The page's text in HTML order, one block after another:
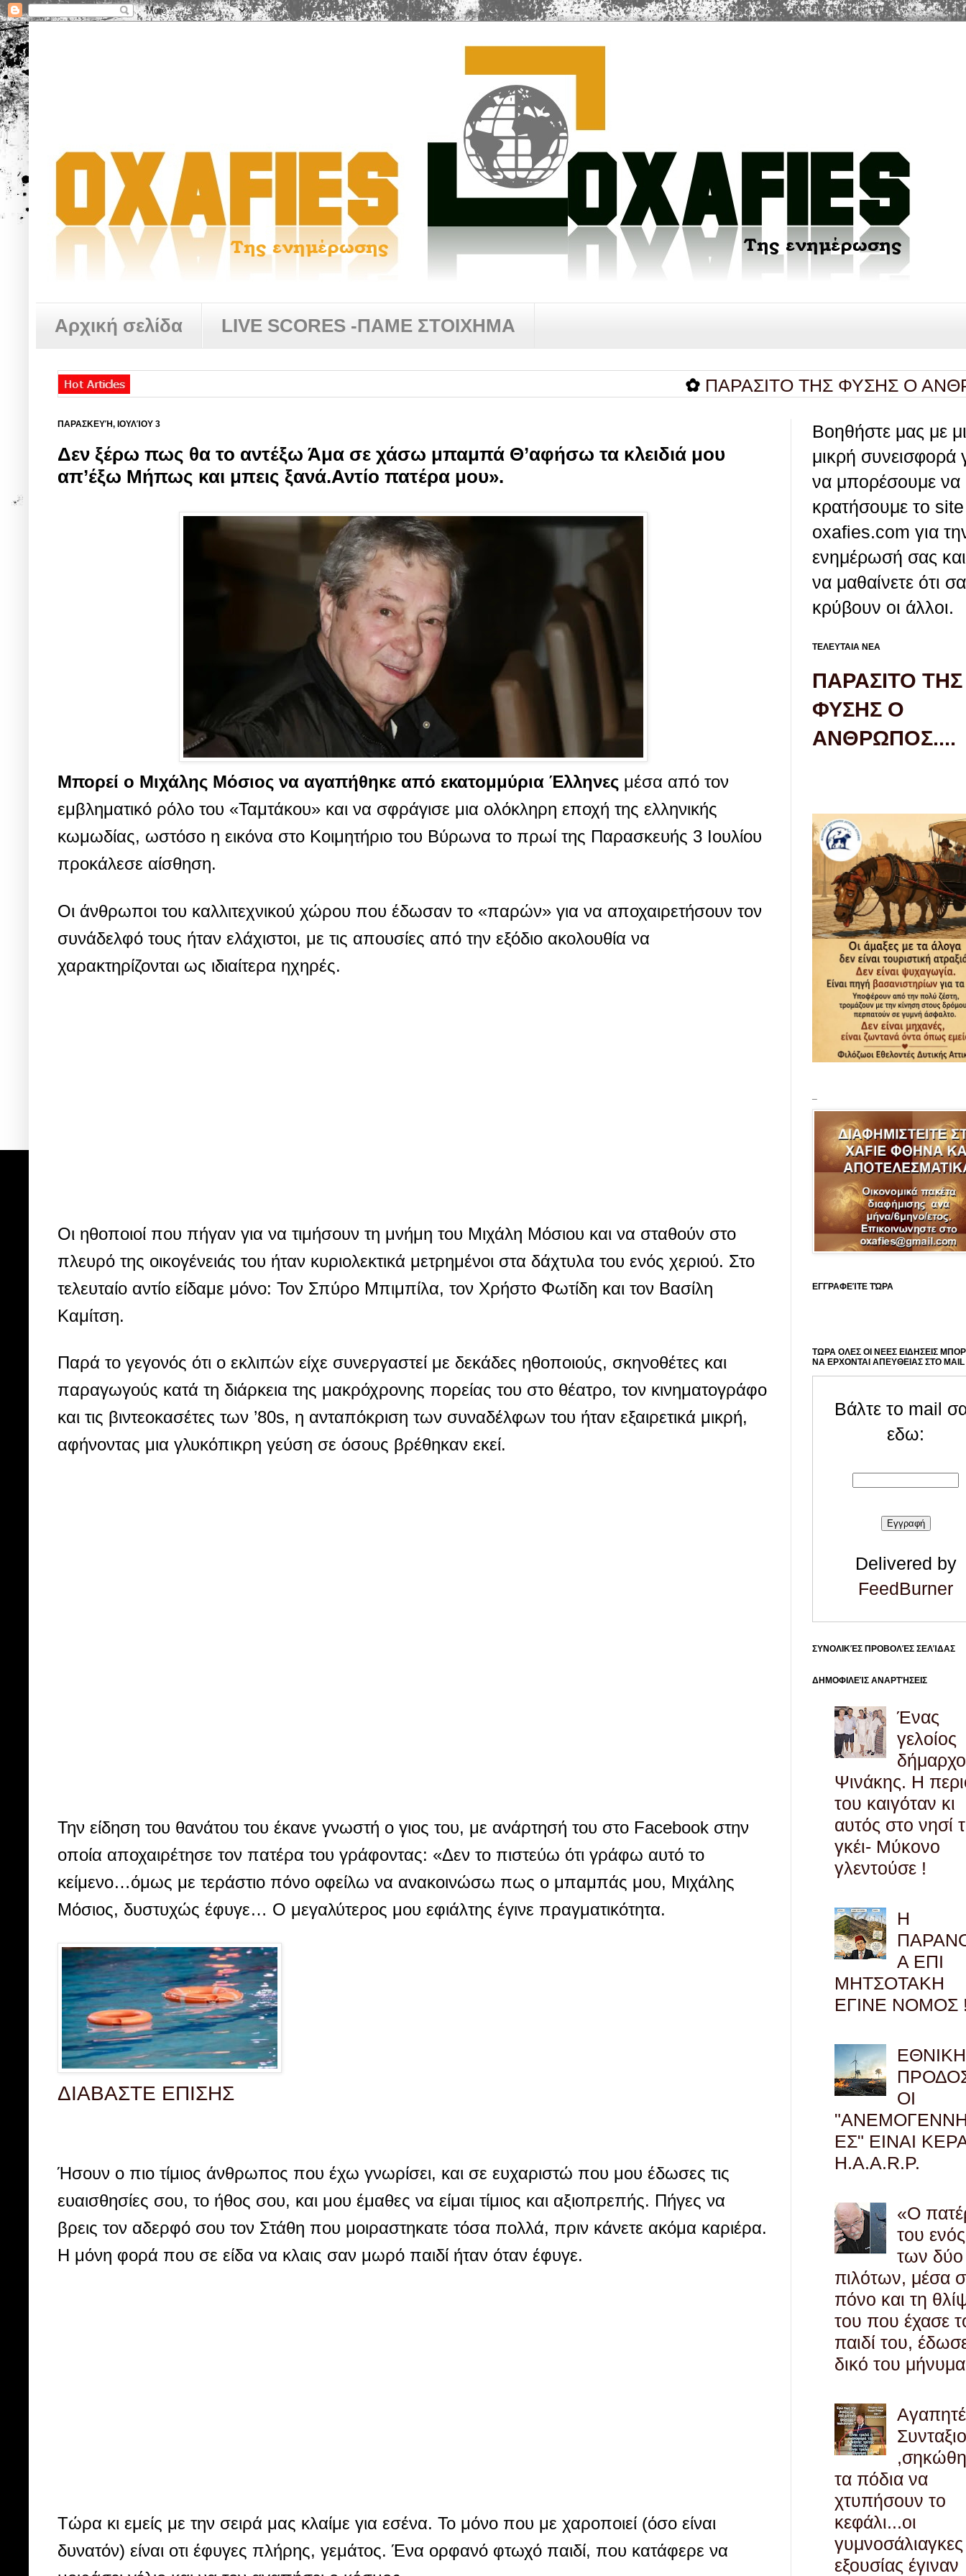
Αρχική σελίδα LIVE SCORES -ΠΑΜΕ ΣΤΟΙΧΗΜΑ
ΠΑΡΑΣΙΤΟ ΤΗΣ ΦΥΣΗΣ Ο
ΠΑΡΑΣΚΕΥΉ, ΙΟΥΛΊΟΥ 3
Δεν ξέρω πως θα το αντέξω Άμα σε χάσω μπαμπά Θ’αφήσω τα κλειδιά μου
απ’έξω Μήπως και μπεις ξανά.Αντίο πατέρα μου».
Μπορεί ο Μιχάλης Μόσιος να αγαπήθηκε από εκατομμύρια Έλληνες μέσα από τον
εμβληματικό ρόλο του «Ταμτάκου» και να σφράγισε μια ολόκληρη εποχή της ελληνικής
κωμωδίας, ωστόσο η εικόνα στο Κοιμητήριο του Βύρωνα το πρωί της Παρασκευής 3 Ιουλίου
προκάλεσε αίσθηση.
Οι άνθρωποι του καλλιτεχνικού χώρου που έδωσαν το «παρών» για να αποχαιρετήσουν τον
συνάδελφό τους ήταν ελάχιστοι, με τις απουσίες από την εξόδιο ακολουθία να
χαρακτηρίζονται ως ιδιαίτερα ηχηρές.
Οι ηθοποιοί που πήγαν για να τιμήσουν τη μνήμη του Μιχάλη Μόσιου και να σταθούν στο
πλευρό της οικογένειάς του ήταν κυριολεκτικά μετρημένοι στα δάχτυλα του ενός χεριού. Στο
τελευταίο αντίο είδαμε μόνο: Τον Σπύρο Μπιμπίλα, τον Χρήστο Φωτίδη και τον Βασίλη
Καμίτση.
Παρά το γεγονός ότι ο εκλιπών είχε συνεργαστεί με δεκάδες ηθοποιούς, σκηνοθέτες και
παραγωγούς κατά τη διάρκεια της μακρόχρονης πορείας του στο θέατρο, τον κινηματογράφο
και τις βιντεοκασέτες των ’80s, η ανταπόκριση των συναδέλφων του ήταν εξαιρετικά μικρή,
αφήνοντας μια γλυκόπικρη γεύση σε όσους βρέθηκαν εκεί.
Την είδηση του θανάτου του έκανε γνωστή ο γιος του, με ανάρτησή του στο Facebook στην
οποία αποχαιρέτησε τον πατέρα του γράφοντας: «Δεν το πιστεύω ότι γράφω αυτό το
κείμενο…όμως με τεράστιο πόνο οφείλω να ανακοινώσω πως ο μπαμπάς μου, Μιχάλης
Μόσιος, δυστυχώς έφυγε… Ο μεγαλύτερος μου εφιάλτης έγινε πραγματικότητα.
ΔΙΑΒΑΣΤΕ ΕΠΙΣΗΣ
Ήσουν ο πιο τίμιος άνθρωπος που έχω γνωρίσει, και σε ευχαριστώ που μου έδωσες τις
ευαισθησίες σου, το ήθος σου, και μου έμαθες να είμαι τίμιος και αξιοπρεπής. Πήγες να
βρεις τον αδερφό σου τον Στάθη που μοιραστηκατε τόσα πολλά, πριν κάνετε ακόμα καριέρα.
Η μόνη φορά που σε είδα να κλαις σαν μωρό παιδί ήταν όταν έφυγε.
Τώρα κι εμείς με την σειρά μας κλαίμε για εσένα. Το μόνο που με χαροποιεί (όσο είναι
δυνατόν) είναι οτι έφυγες πλήρης, γεμάτος. Ένα ορφανό φτωχό παιδί, που κατάφερε να
Βοηθήστε μας με
μικρή συνεισφορά
να μπορέσουμε να
κρατήσουμε το site
oxafies.com για
ενημέρωσή σας
να μαθαίνετε ότι
κρύβουν οι άλλοι.
ΤΕΛΕΥΤΑΙΑ ΝΕΑ
ΠΑΡΑΣΙΤΟ ΤΗΣ
ΦΥΣΗΣ Ο
ΑΝΘΡΩΠΟΣ....
ΕΓΓΡΑΦΕΊΤΕ ΤΏΡΑ
ΤΩΡΑ ΟΛΕΣ ΟΙ ΝΕΕΣ ΕΙΔΗΣΕΙΣ
ΝΑ ΕΡΧΟΝΤΑΙ ΑΠΕΥΘΕΙΑΣ ΣΤΟ
Βάλτε το mail
εδω:
Delivered by
FeedBurner
ΣΥΝΟΛΙΚΈΣ ΠΡΟΒΟΛΈΣ ΣΕΛΊΔΑΣ
ΔΗΜΟΦΙΛΕΊΣ ΑΝΑΡΤΉΣΕΙΣ
Ένας
γελοίος
Ψινάκης. Η
του καιγόταν κι
αυτός στο νησί
γκέι- Μύκονο
γλεντούσε !
Η
Α ΕΠΙ
ΜΗΤΣΟΤΑΚΗ
ΕΓΙΝΕ ΝΟΜΟΣ
ΕΘΝΙΚΗ
ΟΙ
ΕΣ" ΕΙΝΑΙ
H.A.A.R.P.
«Ο
του
των δύο
πιλότων, μέσα
πόνο και τη
του που έχασε
παιδί του,
δικό του μήνυμα
Αγαπητέ
τα πόδια να
χτυπήσουν το
κεφάλι...οι
εξουσίας έγιναν